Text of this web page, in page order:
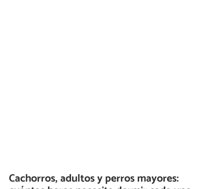
Cachorros, adultos y perros mayores: